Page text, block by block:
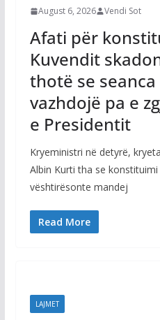
August 6, 2026 Vendi Sot
Afati për
Kuvendit
thotë se seanca
vazhdojë pa e
e Presidentit
Kryeministri në detyrë,
Albin Kurti tha se
vështirësonte mandej
Read More
LAJMET